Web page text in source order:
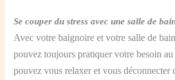
Se couper du stress avec une salle de
Avec votre baignoire et votre salle de
pouvez toujours pratiquer votre besoin
pouvez vous relaxer et vous déconnecter